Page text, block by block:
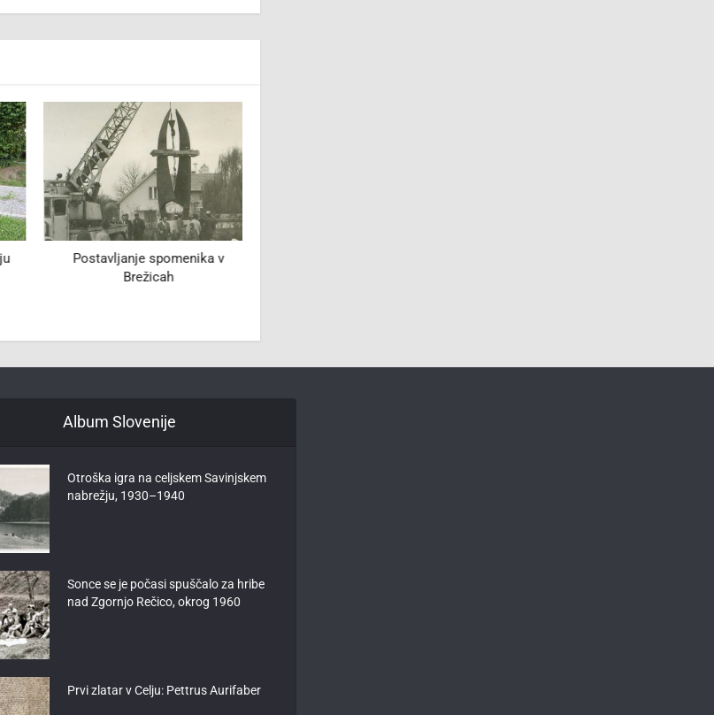
Postavljanje spomenika v
Brežicah
Album Slovenije
Otroška igra na celjskem Savinjskem
nabrežju, 1930–1940
Sonce se je počasi spuščalo za hribe
nad Zgornjo Rečico, okrog 1960
Prvi zlatar v Celju: Pettrus Aurifaber